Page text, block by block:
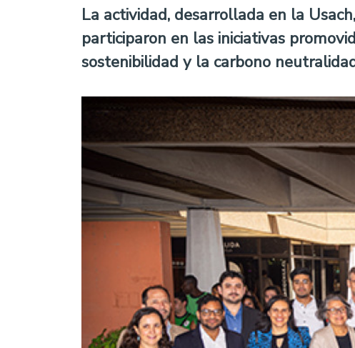
La actividad, desarrollada en la
participaron en las iniciativas
sostenibilidad y la carbono